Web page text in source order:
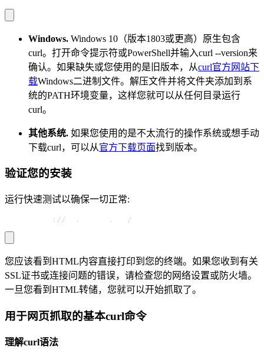
Windows. Windows 10（版本1803或更高）原生包含
curl。打开命令提示符或PowerShell并输入curl --version来
确认。如果缺失或您使用的是旧版本，从curl官方网站下
载Windows二进制文件。解压文件并将文件夹添加到系
统的PATH环境变量，这样您就可以从任何目录运行
curl。
其他系统. 如果您使用的是不太流行的操作系统或想手动
下载curl，可以从官方下载页面找到版本。
验证您的安装
运行快速测试以确保一切正常:
: // . . /
您应该看到HTML内容直接打印到您的终端。如果您收到有关
SSL证书或连接问题的错误，请检查您的网络设置或防火墙。
一旦您看到HTML转储，您就可以开始抓取了。
用于网页抓取的基本curl命令
理解curl语法